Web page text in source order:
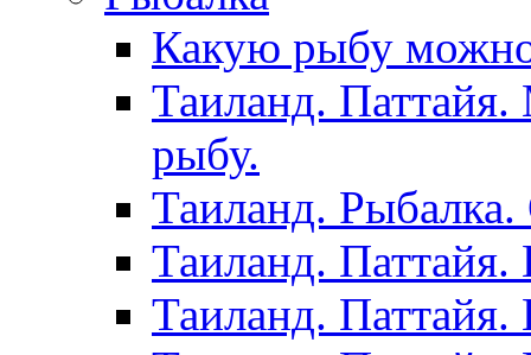
Какую рыбу
Таиланд.
рыбу.
Таиланд. Рыбалка.
Таиланд. Паттайя.
Таиланд. Паттайя.